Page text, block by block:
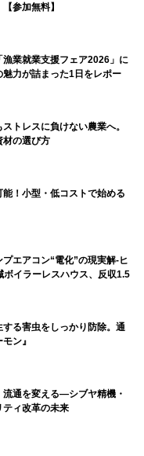
参加無料】
業就業支援フェア2026」に
力が詰まった1日をレポー
トレスに負けない農業へ。
材の選び方
！小型・低コストで始める
エアコン“電化”の現実解-ヒ
ボイラーレスハウス、反収1.5
る害虫をしっかり防除。通
ン』
通を変える―シブヤ精機・
ティ改革の未来